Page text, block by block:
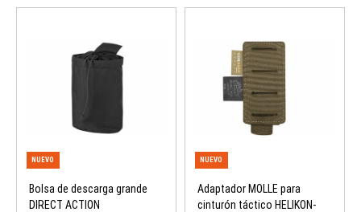
Bolsa de descarga grande
DIRECT ACTION
Adaptador MOLLE para
cinturón táctico HELIKON-